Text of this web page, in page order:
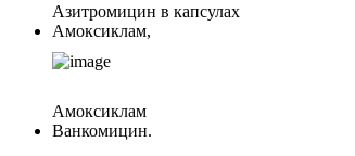
Азитромицин в капсулах
Амоксиклам,
Амоксиклам
Ванкомицин.